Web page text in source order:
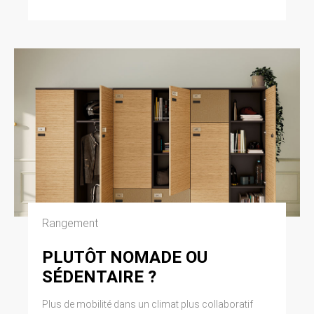
Rangement
PLUTÔT NOMADE OU
SÉDENTAIRE ?
Plus de mobilité dans un climat plus collaboratif
Cliquez sur Afficher les paramètres avancés.
vous pouvez bloquer les cookies.
9. DROIT APPLICABLE ET
ATTRIBUTION DE
JURIDICTION.
Tout litige en relation avec l’utilisation du site
https://clen.fr est soumis au droit français. Il est
fait attribution exclusive de juridiction aux
tribunaux compétents de Paris.
10. LES PRINCIPALES LOIS
CONCERNÉES.
Loi n° 78-17 du 6 janvier 1978, notamment